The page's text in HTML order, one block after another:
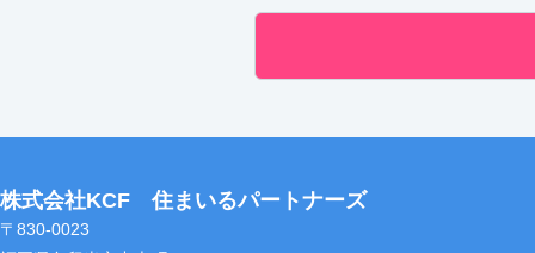
株式会社KCF 住まいるパートナーズ
〒830-0023